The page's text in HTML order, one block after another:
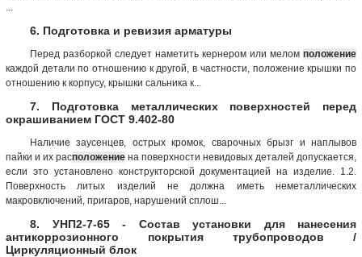
6. Подготовка и ревизия арматуры
Перед разборкой следует наметить кернером или мелом положение
каждой детали по отношению к другой, в частности, положение крышки по
отношению к корпусу, крышки сальника к...
7. Подготовка металлических поверхностей перед
окрашиванием ГОСТ 9.402-80
Наличие заусенцев, острых кромок, сварочных брызг и наплывов
пайки и их расположение на поверхности невидовых деталей допускается,
если это установлено конструкторской документацией на изделие. 1.2.
Поверхность литых изделий не должна иметь неметаллических
макровключений, пригаров, нарушений сплош...
8. УНП2-7-65 - Состав установки для нанесения
антикоррозионного покрытия трубопроводов /
Циркуляционный блок